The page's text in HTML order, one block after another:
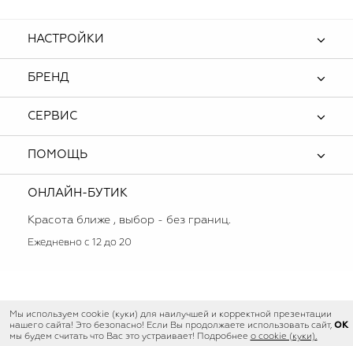
Мы используем cookie (куки) для наилучшей и корректной презентации
нашего сайта! Это безопасно! Если Вы продолжаете использовать сайт,
мы будем считать что Вас это устраивает! Подробнее о cookie (куки).
OK
НАСТРОЙКИ
БРЕНД
СЕРВИС
ПОМОЩЬ
ОНЛАЙН-БУТИК
Красота ближе , выбор - без границ.
Ежедневно с 12 до 20